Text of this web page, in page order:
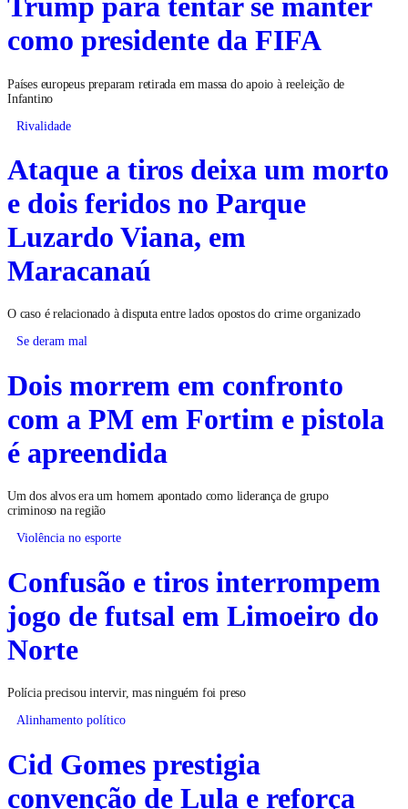
como presidente da FIFA
Países europeus preparam retirada em massa do apoio à reeleição de
Infantino
Rivalidade
Ataque a tiros deixa um morto
e dois feridos no Parque
Luzardo Viana, em
Maracanaú
O caso é relacionado à disputa entre lados opostos do crime organizado
Se deram mal
Dois morrem em confronto
com a PM em Fortim e pistola
é apreendida
Um dos alvos era um homem apontado como liderança de grupo
criminoso na região
Violência no esporte
Confusão e tiros interrompem
jogo de futsal em Limoeiro do
Norte
Polícia precisou intervir, mas ninguém foi preso
Alinhamento político
Cid Gomes prestigia
convenção de Lula e reforça